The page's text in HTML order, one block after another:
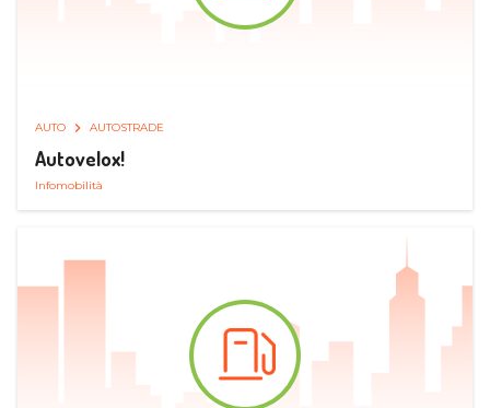
AUTO AUTOSTRADE
Autovelox!
Infomobilità